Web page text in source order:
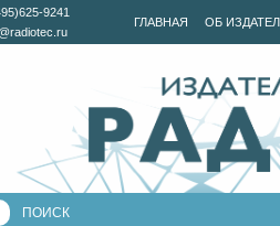
ГЛАВНАЯ ОБ
9241